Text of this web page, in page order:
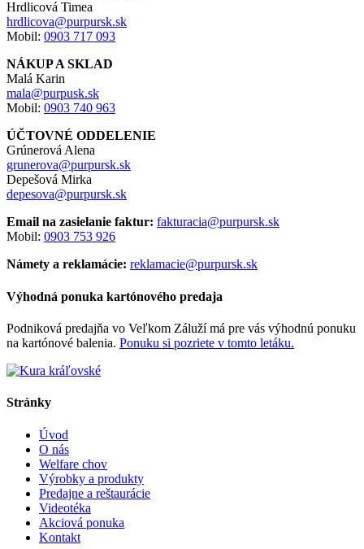
Hrdlicová Timea
hrdlicova@purpursk.sk
Mobil: 0903 717 093
NÁKUP A SKLAD
Malá Karin
mala@purpusk.sk
Mobil: 0903 740 963
ÚČTOVNÉ ODDELENIE
Grúnerová Alena
grunerova@purpursk.sk
Depešová Mirka
depesova@purpursk.sk
Email na zasielanie faktur: fakturacia@purpursk.sk
Mobil: 0903 753 926
Námety a reklamácie: reklamacie@purpursk.sk
Výhodná ponuka kartónového predaja
Podniková predajňa vo Veľkom Záluží má pre vás výhodnú ponuku
na kartónové balenia. Ponuku si pozriete v tomto letáku.
Stránky
Úvod
O nás
Welfare chov
Výrobky a produkty
Predajne a reštaurácie
Videotéka
Akciová ponuka
Kontakt